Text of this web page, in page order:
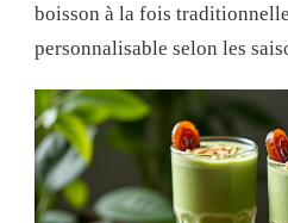
boisson à la fois
personnalisable selon les